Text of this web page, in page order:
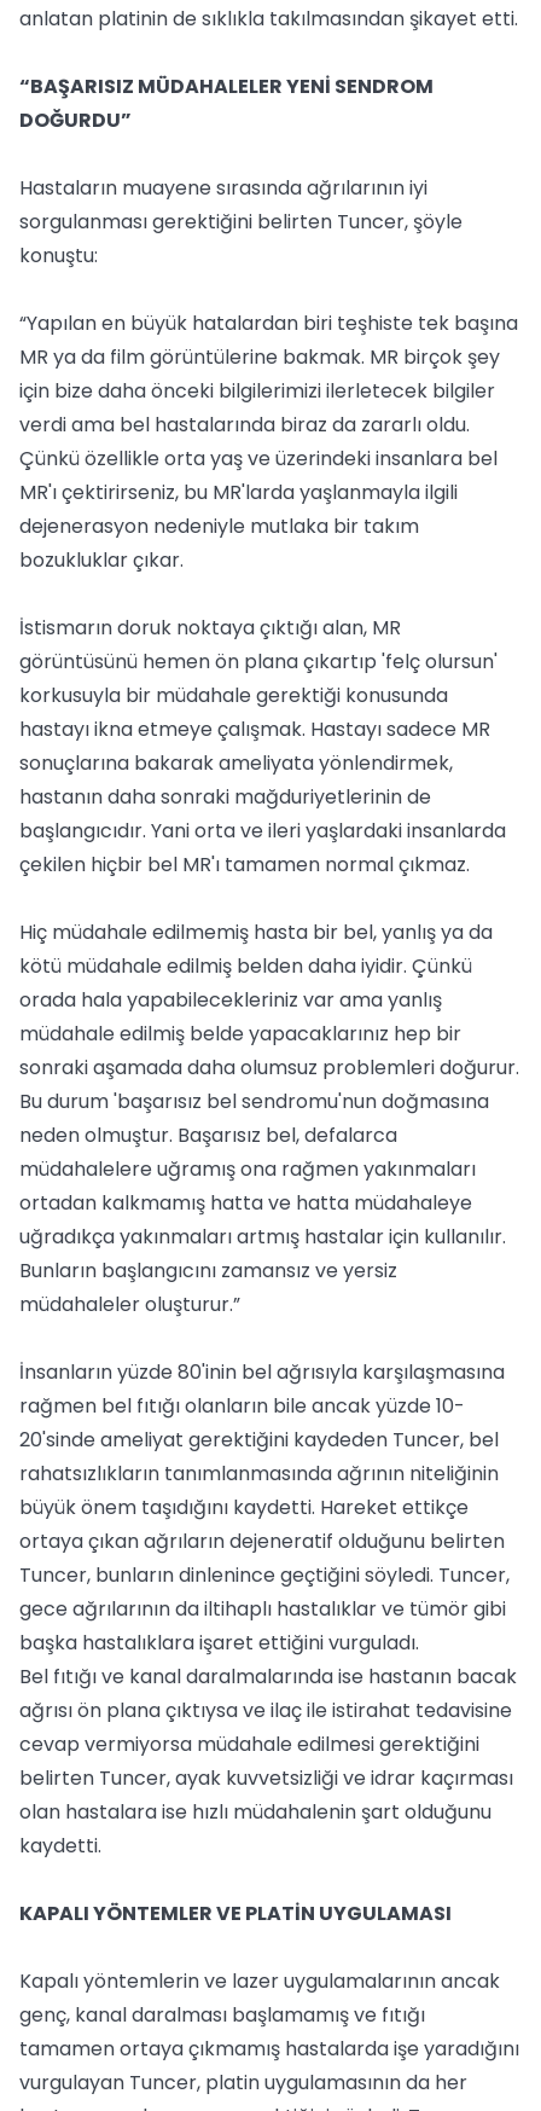
anlatan platinin de sıklıkla takılmasından şikayet etti.
“BAŞARISIZ MÜDAHALELER YENİ SENDROM
DOĞURDU”
Hastaların muayene sırasında ağrılarının iyi
sorgulanması gerektiğini belirten Tuncer, şöyle
konuştu:
“Yapılan en büyük hatalardan biri teşhiste tek başına
MR ya da film görüntülerine bakmak. MR birçok şey
için bize daha önceki bilgilerimizi ilerletecek bilgiler
verdi ama bel hastalarında biraz da zararlı oldu.
Çünkü özellikle orta yaş ve üzerindeki insanlara bel
MR'ı çektirirseniz, bu MR'larda yaşlanmayla ilgili
dejenerasyon nedeniyle mutlaka bir takım
bozukluklar çıkar.
İstismarın doruk noktaya çıktığı alan, MR
görüntüsünü hemen ön plana çıkartıp 'felç olursun'
korkusuyla bir müdahale gerektiği konusunda
hastayı ikna etmeye çalışmak. Hastayı sadece MR
sonuçlarına bakarak ameliyata yönlendirmek,
hastanın daha sonraki mağduriyetlerinin de
başlangıcıdır. Yani orta ve ileri yaşlardaki insanlarda
çekilen hiçbir bel MR'ı tamamen normal çıkmaz.
Hiç müdahale edilmemiş hasta bir bel, yanlış ya da
kötü müdahale edilmiş belden daha iyidir. Çünkü
orada hala yapabilecekleriniz var ama yanlış
müdahale edilmiş belde yapacaklarınız hep bir
sonraki aşamada daha olumsuz problemleri doğurur.
Bu durum 'başarısız bel sendromu'nun doğmasına
neden olmuştur. Başarısız bel, defalarca
müdahalelere uğramış ona rağmen yakınmaları
ortadan kalkmamış hatta ve hatta müdahaleye
uğradıkça yakınmaları artmış hastalar için kullanılır.
Bunların başlangıcını zamansız ve yersiz
müdahaleler oluşturur.”
İnsanların yüzde 80'inin bel ağrısıyla karşılaşmasına
rağmen bel fıtığı olanların bile ancak yüzde 10-
20'sinde ameliyat gerektiğini kaydeden Tuncer, bel
rahatsızlıkların tanımlanmasında ağrının niteliğinin
büyük önem taşıdığını kaydetti. Hareket ettikçe
ortaya çıkan ağrıların dejeneratif olduğunu belirten
Tuncer, bunların dinlenince geçtiğini söyledi. Tuncer,
gece ağrılarının da iltihaplı hastalıklar ve tümör gibi
başka hastalıklara işaret ettiğini vurguladı.
Bel fıtığı ve kanal daralmalarında ise hastanın bacak
ağrısı ön plana çıktıysa ve ilaç ile istirahat tedavisine
cevap vermiyorsa müdahale edilmesi gerektiğini
belirten Tuncer, ayak kuvvetsizliği ve idrar kaçırması
olan hastalara ise hızlı müdahalenin şart olduğunu
kaydetti.
KAPALI YÖNTEMLER VE PLATİN UYGULAMASI
Kapalı yöntemlerin ve lazer uygulamalarının ancak
genç, kanal daralması başlamamış ve fıtığı
tamamen ortaya çıkmamış hastalarda işe yaradığını
vurgulayan Tuncer, platin uygulamasının da her